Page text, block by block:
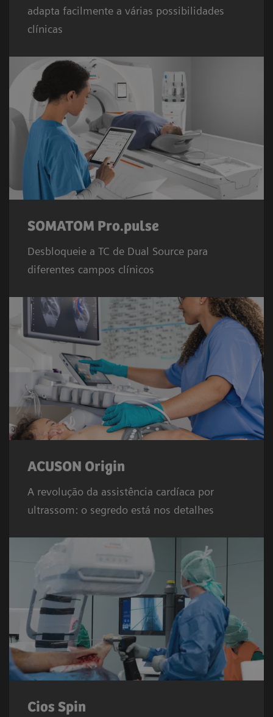
adapta facilmente a várias possibilidades
clínicas
SOMATOM Pro.pulse
Desbloqueie a TC de Dual Source para
diferentes campos clínicos
​ACUSON Origin
A revolução da assistência cardíaca por
ultrassom: o segredo está nos detalhes
Cios Spin